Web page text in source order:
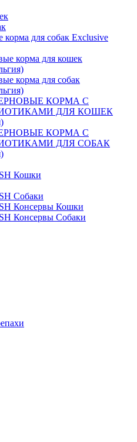
корма для собак Exclusive
корма для кошек
корма для собак
КОРМА С
ДЛЯ КОШЕК
КОРМА С
ДЛЯ СОБАК
Кошки
Собаки
Консервы Кошки
Консервы Собаки